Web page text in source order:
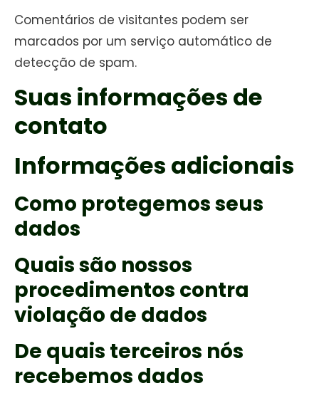
Comentários de visitantes podem ser
marcados por um serviço automático de
detecção de spam.
Suas informações de
contato
Informações adicionais
Como protegemos seus
dados
Quais são nossos
procedimentos contra
violação de dados
De quais terceiros nós
recebemos dados